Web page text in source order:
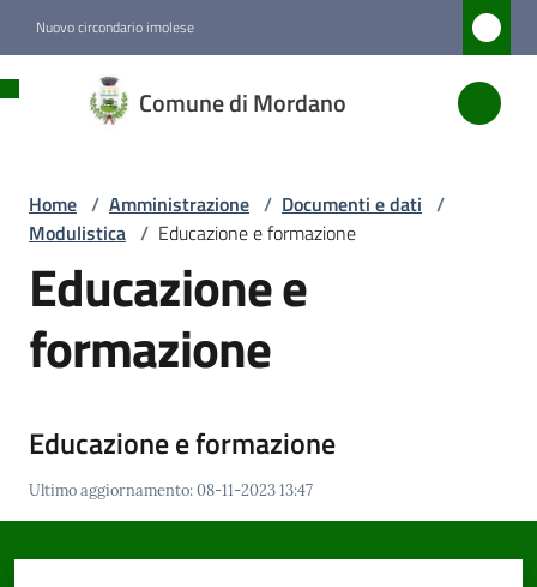
Nuovo circondario imolese
Comune di Mordano
di
Menu selezionato
Novità
Vivere
Home / Amministrazione / Documenti e dati /
Modulistica / Educazione e formazione
Educazione e
formazione
Educazione e formazione
Ultimo aggiornamento:08-11-2023 13:47